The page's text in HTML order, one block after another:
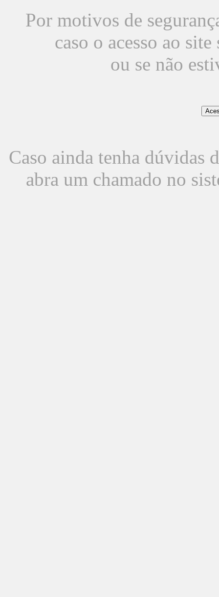
Por motivos de
caso o acesso ao
ou se não
Caso ainda tenha dúvidas
abra um chamado no